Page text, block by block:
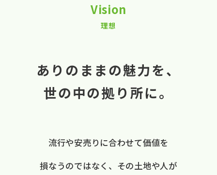
Vision
理想
ありのままの魅力を、
世の中の拠り所に。
流行や​安売りに​合わせて​価値を​
損なうのではなく、 ​その​土地や​人が​